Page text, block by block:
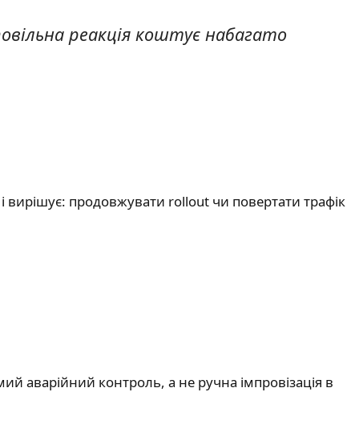
реакція коштує набагато
вирішує: продовжувати rollout чи повертати трафік
аварійний контроль, а не ручна імпровізація в